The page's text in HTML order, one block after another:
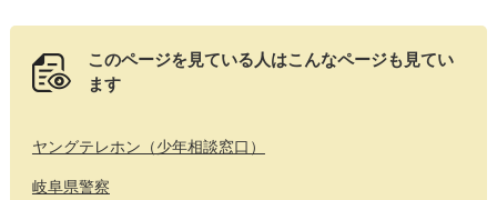
このページを見ている人はこんなページも見てい
ます
ヤングテレホン（少年相談窓口）
岐阜県警察